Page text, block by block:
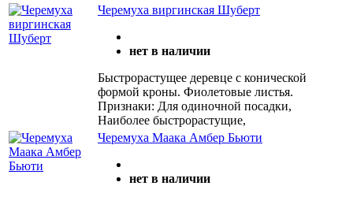
Черемуха виргинская Шуберт
нет в наличии
Быстрорастущее деревце с конической
формой кроны. Фиолетовые листья.
Признаки: Для одиночной посадки,
Наиболее быстрорастущие,
Черемуха Маака Амбер Бьюти
нет в наличии